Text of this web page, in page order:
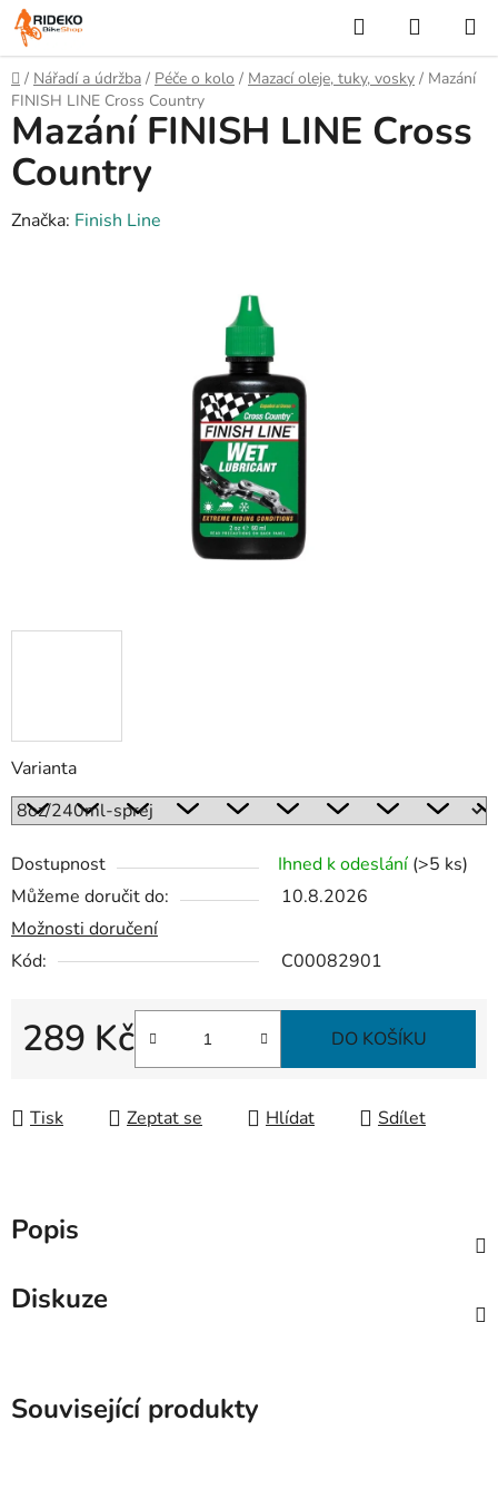
Přejít
na
obsah
Hledat
KOŠÍK
Domů
/ Nářadí a údržba / Péče o kolo / Mazací oleje, tuky, vosky / Mazání
FINISH LINE Cross Country
Varianta
Dostupnost Ihned k odeslání (>5 ks)
Můžeme doručit do:
10.8.2026
Možnosti doručení
Kód:
C00082901
289 Kč DO KOŠÍKU
Tisk Zeptat se Hlídat Sdílet
Mazání FINISH LINE Cross
Country
Značka: Finish Line
Popis
Diskuze
Související produkty